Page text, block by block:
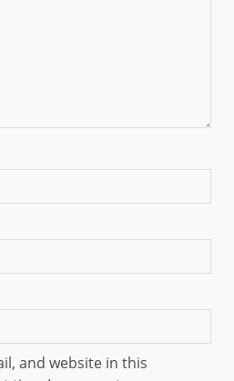
and website in this